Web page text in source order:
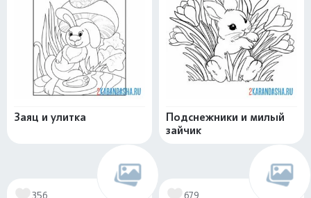
Заяц и улитка
Подснежники и милый
зайчик
356 679